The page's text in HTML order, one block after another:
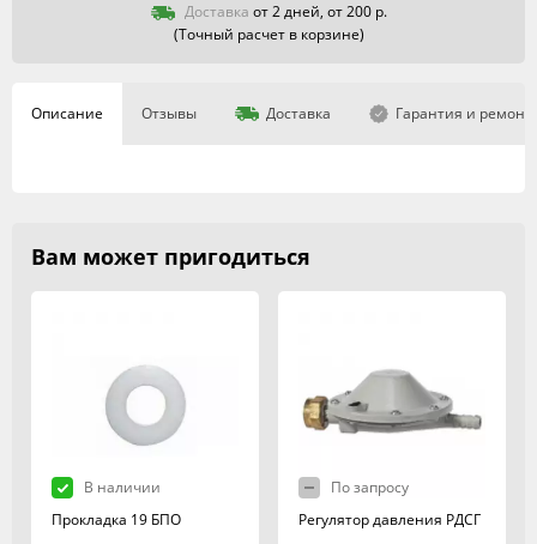
Доставка от 2 дней, от 200 р.
(Точный расчет в корзине)
Описание Отзывы Доставка Гарантия и ремонт
Вам может пригодиться
В наличии
Прокладка 19 БПО
По запросу
Регулятор давления РДСГ